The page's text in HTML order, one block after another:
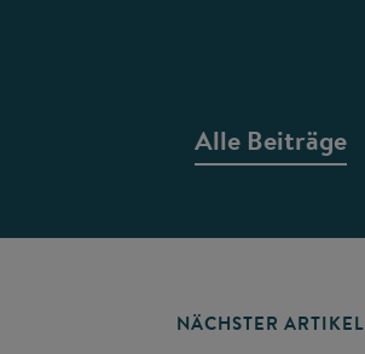
Alle Beiträge
NÄCHSTER ARTIKEL